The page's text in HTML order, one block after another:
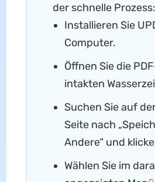
der schnelle Prozess:
Installieren Sie
Computer.
Öffnen Sie die
intakten
Suchen Sie auf
Seite nach
Andere“ und
Wählen Sie im